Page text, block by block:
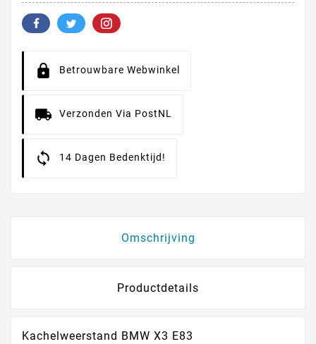
Betrouwbare Webwinkel
Verzonden Via PostNL
14 Dagen Bedenktijd!
Omschrijving
Productdetails
Kachelweerstand BMW X3 E83